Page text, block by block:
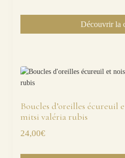
Découvrir la
Boucles d’oreilles écureuil
mitsi valéria rubis
24,00€